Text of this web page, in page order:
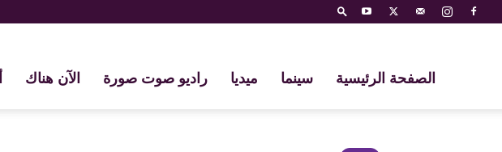
الآن هناك راديو صوت صورة ميديا سينما الصفحة الرئيسية